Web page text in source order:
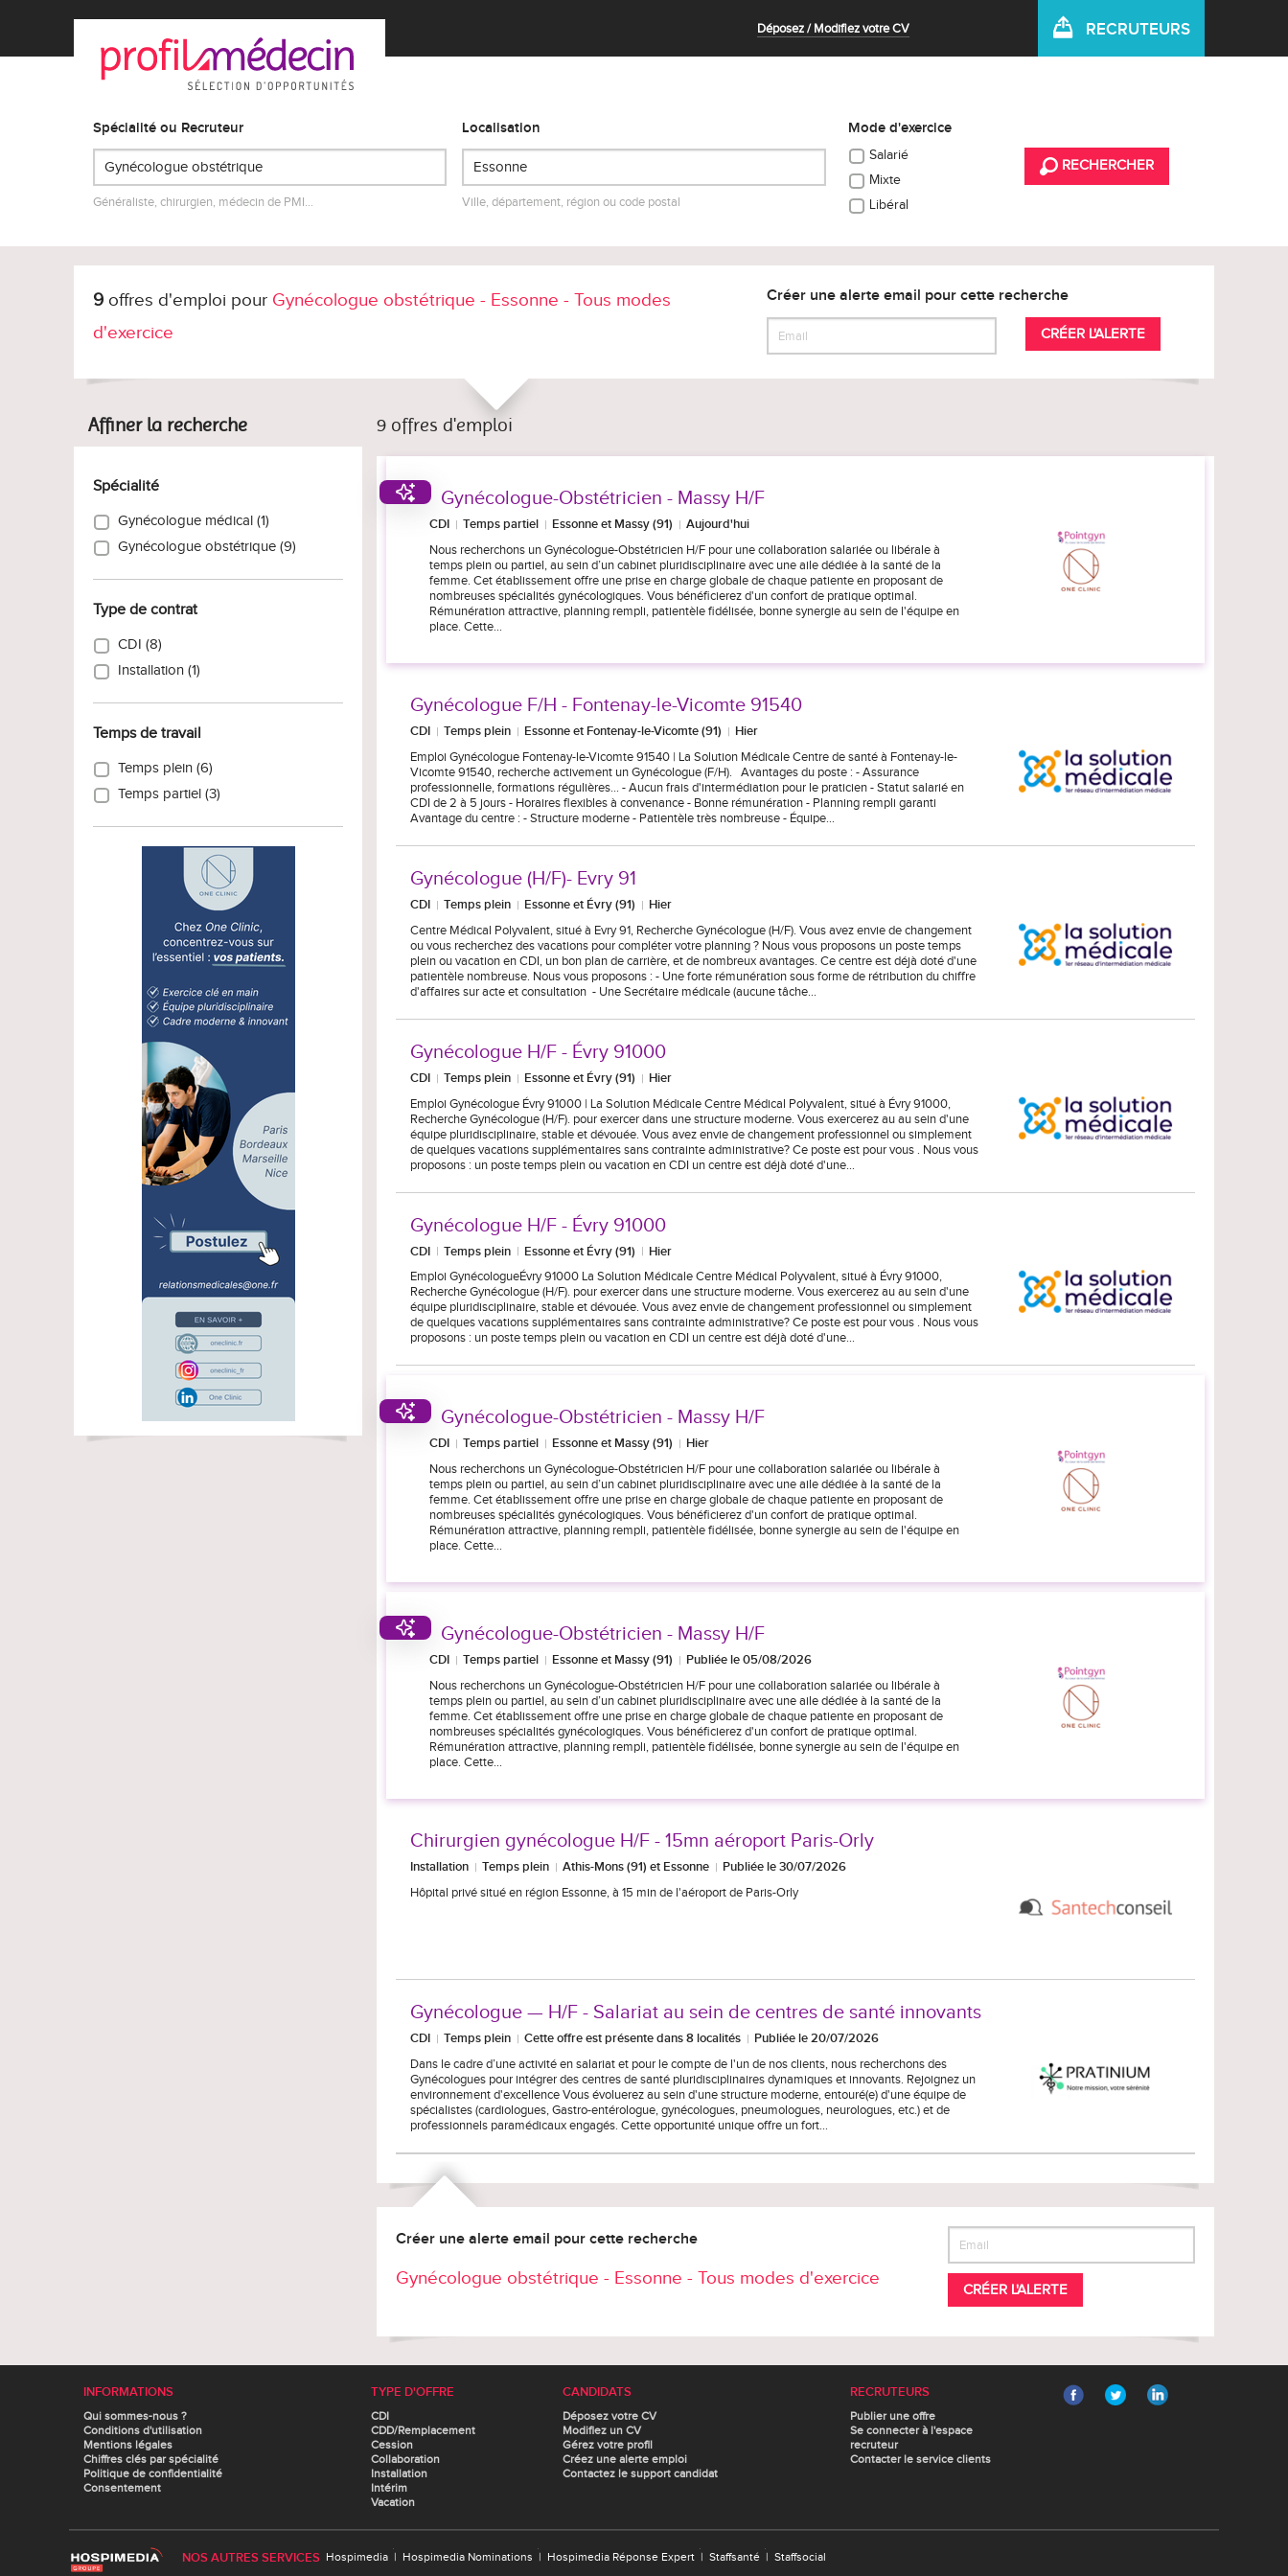
Déposez / Modifiez votre CV RECRUTEURS
Spécialité ou Recruteur
Généraliste, chirurgien, médecin de PMI…
Localisation
Ville, département, région ou code postal
Mode d'exercice
Salarié
Mixte
Libéral
RECHERCHER
9 offres d'emploi pour Gynécologue obstétrique - Essonne - Tous modes
d'exercice
Créer une alerte email pour cette recherche
CRÉER L'ALERTE
Affiner la recherche 9 offres d'emploi
Spécialité
Gynécologue médical (1)
Gynécologue obstétrique (9)
Type de contrat
CDI (8)
Installation (1)
Temps de travail
Temps plein (6)
Temps partiel (3)
Gynécologue-Obstétricien - Massy H/F
CDI Temps partiel Essonne et Massy (91)
Aujourd'hui
Nous recherchons un Gynécologue-Obstétricien H/F pour une collaboration salariée ou libérale à
temps plein ou partiel, au sein d’un cabinet pluridisciplinaire avec une aile dédiée à la santé de la
femme. Cet établissement offre une prise en charge globale de chaque patiente en proposant de
nombreuses spécialités gynécologiques. Vous bénéficierez d'un confort de pratique optimal.
Rémunération attractive, planning rempli, patientèle fidélisée, bonne synergie au sein de l'équipe en
place. Cette…
Gynécologue F/H - Fontenay-le-Vicomte 91540
CDI Temps plein Essonne et Fontenay-le-Vicomte (91)
Hier
Emploi Gynécologue Fontenay-le-Vicomte 91540 | La Solution Médicale Centre de santé à Fontenay-le-
Vicomte 91540, recherche activement un Gynécologue (F/H). Avantages du poste : - Assurance
professionnelle, formations régulières... - Aucun frais d'intermédiation pour le praticien - Statut salarié en
CDI de 2 à 5 jours - Horaires flexibles à convenance - Bonne rémunération - Planning rempli garanti
Avantage du centre : - Structure moderne - Patientèle très nombreuse - Équipe…
Gynécologue (H/F)- Evry 91
CDI Temps plein Essonne et Évry (91)
Hier
Centre Médical Polyvalent, situé à Evry 91, Recherche Gynécologue (H/F). Vous avez envie de changement
ou vous recherchez des vacations pour compléter votre planning ? Nous vous proposons un poste temps
plein ou vacation en CDI, un bon plan de carrière, et de nombreux avantages. Ce centre est déjà doté d'une
patientèle nombreuse. Nous vous proposons : - Une forte rémunération sous forme de rétribution du chiffre
d'affaires sur acte et consultation - Une Secrétaire médicale (aucune tâche…
Gynécologue H/F - Évry 91000
CDI Temps plein Essonne et Évry (91)
Hier
Emploi Gynécologue Évry 91000 | La Solution Médicale Centre Médical Polyvalent, situé à Évry 91000,
Recherche Gynécologue (H/F). pour exercer dans une structure moderne. Vous exercerez au au sein d'une
équipe pluridisciplinaire, stable et dévouée. Vous avez envie de changement professionnel ou simplement
de quelques vacations supplémentaires sans contrainte administrative? Ce poste est pour vous . Nous vous
proposons : un poste temps plein ou vacation en CDI un centre est déjà doté d'une…
Gynécologue H/F - Évry 91000
CDI Temps plein Essonne et Évry (91)
Hier
Emploi GynécologueÉvry 91000 La Solution Médicale Centre Médical Polyvalent, situé à Évry 91000,
Recherche Gynécologue (H/F). pour exercer dans une structure moderne. Vous exercerez au au sein d'une
équipe pluridisciplinaire, stable et dévouée. Vous avez envie de changement professionnel ou simplement
de quelques vacations supplémentaires sans contrainte administrative? Ce poste est pour vous . Nous vous
proposons : un poste temps plein ou vacation en CDI un centre est déjà doté d'une…
Gynécologue-Obstétricien - Massy H/F
CDI Temps partiel Essonne et Massy (91)
Hier
Nous recherchons un Gynécologue-Obstétricien H/F pour une collaboration salariée ou libérale à
temps plein ou partiel, au sein d’un cabinet pluridisciplinaire avec une aile dédiée à la santé de la
femme. Cet établissement offre une prise en charge globale de chaque patiente en proposant de
nombreuses spécialités gynécologiques. Vous bénéficierez d'un confort de pratique optimal.
Rémunération attractive, planning rempli, patientèle fidélisée, bonne synergie au sein de l'équipe en
place. Cette…
Gynécologue-Obstétricien - Massy H/F
CDI Temps partiel Essonne et Massy (91)
Publiée le 05/08/2026
Nous recherchons un Gynécologue-Obstétricien H/F pour une collaboration salariée ou libérale à
temps plein ou partiel, au sein d’un cabinet pluridisciplinaire avec une aile dédiée à la santé de la
femme. Cet établissement offre une prise en charge globale de chaque patiente en proposant de
nombreuses spécialités gynécologiques. Vous bénéficierez d'un confort de pratique optimal.
Rémunération attractive, planning rempli, patientèle fidélisée, bonne synergie au sein de l'équipe en
place. Cette…
Chirurgien gynécologue H/F - 15mn aéroport Paris-Orly
Installation Temps plein Athis-Mons (91) et Essonne
Publiée le 30/07/2026
Hôpital privé situé en région Essonne, à 15 min de l'aéroport de Paris-Orly
Gynécologue — H/F - Salariat au sein de centres de santé innovants
CDI Temps plein Cette offre est présente dans 8 localités
Publiée le 20/07/2026
Dans le cadre d’une activité en salariat et pour le compte de l'un de nos clients, nous recherchons des
Gynécologues pour intégrer des centres de santé pluridisciplinaires dynamiques et innovants. Rejoignez un
environnement d'excellence Vous évoluerez au sein d'une structure moderne, entouré(e) d'une équipe de
spécialistes (cardiologues, Gastro-entérologue, gynécologues, pneumologues, neurologues, etc.) et de
professionnels paramédicaux engagés. Cette opportunité unique offre un fort…
Créer une alerte email pour cette recherche
Gynécologue obstétrique - Essonne - Tous modes d'exercice
CRÉER L'ALERTE
INFORMATIONS
Qui sommes-nous ?
Conditions d'utilisation
Mentions légales
Chiffres clés par spécialité
Politique de confidentialité
Consentement
TYPE D'OFFRE
CDI
CDD/Remplacement
Cession
Collaboration
Installation
Intérim
Vacation
CANDIDATS
Déposez votre CV
Modifiez un CV
Gérez votre profil
Créez une alerte emploi
Contactez le support candidat
RECRUTEURS
Publier une offre
Se connecter à l'espace
recruteur
Contacter le service clients
NOS AUTRES SERVICES Hospimedia | Hospimedia Nominations | Hospimedia Réponse Expert | Staffsanté | Staffsocial